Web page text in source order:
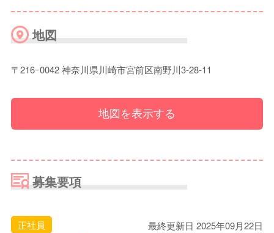
地図
〒216ｰ0042 神奈川県川崎市宮前区南野川3-28-11
地図を表示する
募集要項
正社員 最終更新日 2025年09月22日